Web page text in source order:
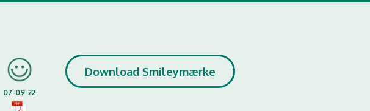
07-09-22
Download Smileymærke